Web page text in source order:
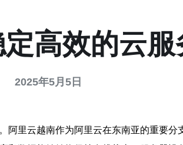
高效的云
2025年5月5日
里云越南作为阿里云在东南亚的重要分